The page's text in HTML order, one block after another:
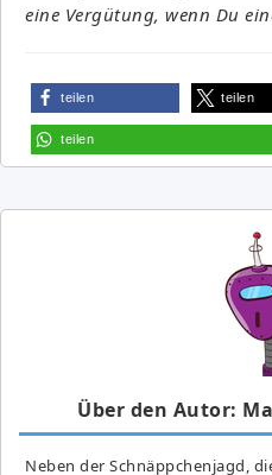
eine Vergütung, wenn Du
teilen teilen
teilen
Über den Autor:
Neben der Schnäppchenjagd,